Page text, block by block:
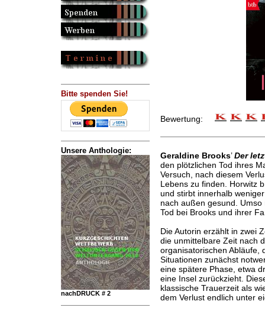
Bitte spenden Sie!
Unsere Anthologie:
nachDRUCK # 2
Bewertung:
Geraldine Brooks’Der
den plötzlichen Tod ihres
Versuch, nach diesem
Lebens zu finden. Horwitz
und stirbt innerhalb
nach außen gesund.
Tod bei Brooks und ihrer
Die Autorin erzählt in zwei
die unmittelbare Zeit nach
organisatorischen Abläufe,
Situationen zunächst
eine spätere Phase, etwa
eine Insel zurückzieht.
klassische Trauerzeit als
dem Verlust endlich unter